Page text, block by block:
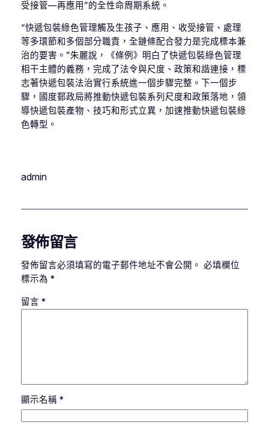
受接管—再應用”的全性命周期系統。
“快遞包裝綠色管理觸及生孩子、應用、收受接管、處理
等多環節和多個部分職責，全鏈條配合發力是完成標本兼
治的要害。”朱麗說，《條例》明白了快遞包裝綠色管理
相干主體的義務，完成了法令與尺度、政策和諧連接，標
志著快遞包裝法治實行系統進一個步驟完整。下一個步
驟，國度郵政局將推動快遞包裝系列尺度和政策落地，領
導快遞包裝產物、技巧和形式立異，加速推動快遞包裝綠
色轉型。
admin
發佈留言
發佈留言必須填寫的電子郵件地址不會公開。 必填欄位
標示為 *
留言 *
顯示名稱 *